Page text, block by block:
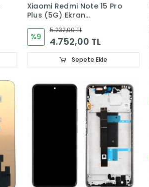
Xiaomi Redmi Note 15 Pro
Plus (5G) Ekran
(ÇITALI) ORJINAL
%9
5.232,00 TL
4.752,00 TL
Sepete Ekle